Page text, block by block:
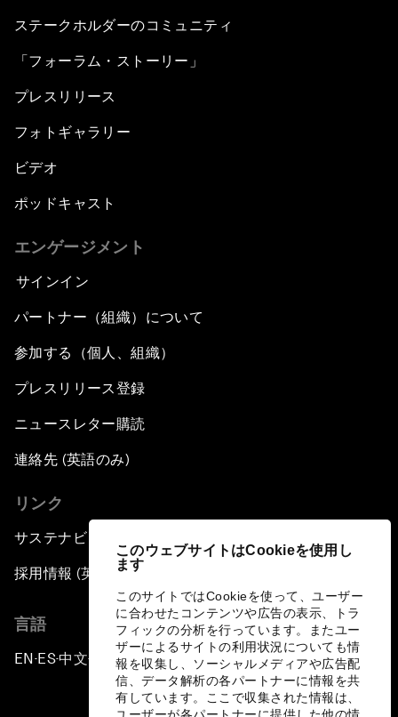
このウェブサイトはCookieを使用し
ます
このサイトではCookieを使って、ユーザー
に合わせたコンテンツや広告の表示、トラ
フィックの分析を行っています。またユー
ザーによるサイトの利用状況についても情
報を収集し、ソーシャルメディアや広告配
信、データ解析の各パートナーに情報を共
有しています。ここで収集された情報は、
ステークホルダーのコミュニティ
「フォーラム・ストーリー」
プレスリリース
フォトギャラリー
ビデオ
ポッドキャスト
エンゲージメント
サインイン
パートナー（組織）について
参加する（個人、組織）
プレスリリース登録
ニュースレター購読
連絡先 (英語のみ)
リンク
サステナビリティへの取り組み
採用情報 (英語のみ)
言語
EN ▪ ES▪中文▪ 日本語